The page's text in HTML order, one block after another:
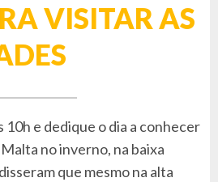
VISITAR AS
10h e dedique o dia a conhecer
no inverno, na baixa
que mesmo na alta